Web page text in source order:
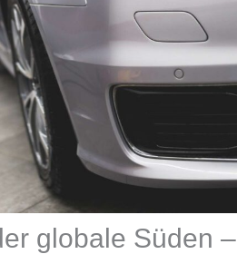
globale Süden –